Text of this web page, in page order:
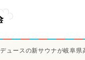
ュースの新サウナが岐阜県